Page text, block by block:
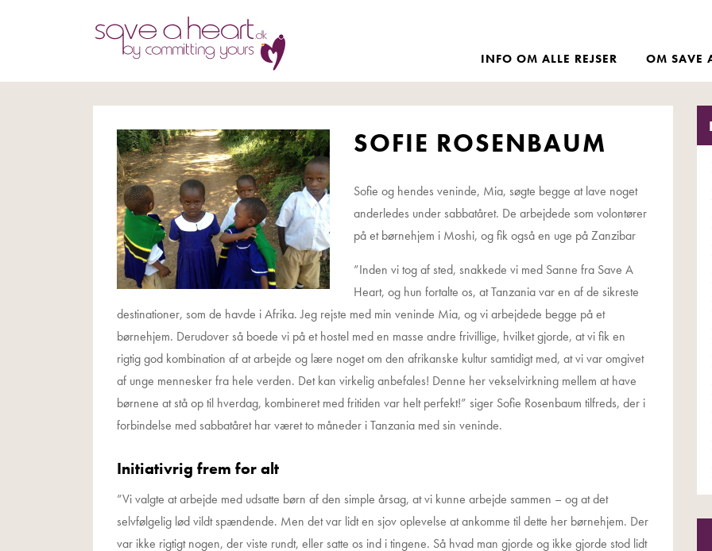
INFO OM ALLE REJSER OM SAVE
SOFIE ROSENBAUM
Sofie og hendes veninde, Mia, søgte begge at lave noget
anderledes under sabbatåret. De arbejdede som volontører
på et børnehjem i Moshi, og fik også en uge på Zanzibar
”Inden vi tog af sted, snakkede vi med Sanne fra Save A
Heart, og hun fortalte os, at Tanzania var en af de sikreste
destinationer, som de havde i Afrika. Jeg rejste med min veninde Mia, og vi arbejdede begge på et
børnehjem. Derudover så boede vi på et hostel med en masse andre frivillige, hvilket gjorde, at vi fik en
rigtig god kombination af at arbejde og lære noget om den afrikanske kultur samtidigt med, at vi var omgivet
af unge mennesker fra hele verden. Det kan virkelig anbefales! Denne her vekselvirkning mellem at have
børnene at stå op til hverdag, kombineret med fritiden var helt perfekt!” siger Sofie Rosenbaum tilfreds, der i
forbindelse med sabbatåret har været to måneder i Tanzania med sin veninde.
Initiativrig frem for alt
”Vi valgte at arbejde med udsatte børn af den simple årsag, at vi kunne arbejde sammen – og at det
selvfølgelig lød vildt spændende. Men det var lidt en sjov oplevelse at ankomme til dette her børnehjem. Der
var ikke rigtigt nogen, der viste rundt, eller satte os ind i tingene. Så hvad man gjorde og ikke gjorde stod lidt